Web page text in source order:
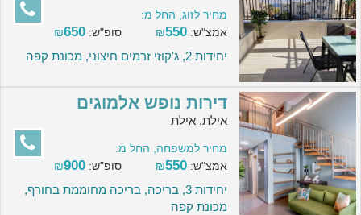
מחיר לזוג, החל מ:
אמצ"ש:
₪550 סופ"ש: ₪650
יחידות 2, ג'קוזי זרמים חיצוני, מכונת קפה
דירות נופש אלמוגים
אילת, אילת
מחיר למשפחה, החל מ:
אמצ"ש:
₪550 סופ"ש: ₪900
יחידות 3, בריכה, בריכה מחוממת בחורף,
מכונת קפה